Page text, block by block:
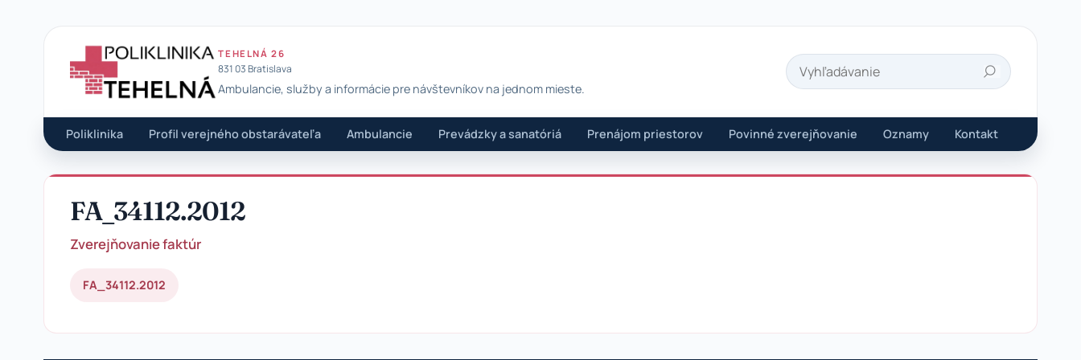
TEHELNÁ 26
831 03 Bratislava
Ambulancie, služby a informácie pre návštevníkov na jednom mieste. Hľadať
Poliklinika Profil verejného obstarávateľa Ambulancie Prevádzky a sanatóriá Prenájom priestorov Povinné zverejňovanie Oznamy Kontakt
FA_34112.2012
Zverejňovanie faktúr
FA_34112.2012